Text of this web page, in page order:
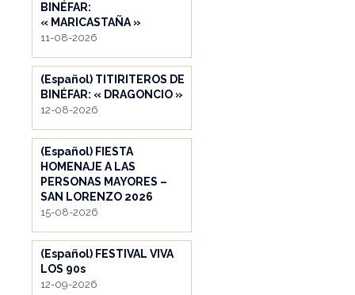
BINÉFAR:
« MARICASTAÑA »
11-08-2026
(Español) TITIRITEROS DE
BINÉFAR: « DRAGONCIO »
12-08-2026
(Español) FIESTA
HOMENAJE A LAS
PERSONAS MAYORES –
SAN LORENZO 2026
15-08-2026
(Español) FESTIVAL VIVA
LOS 90s
12-09-2026